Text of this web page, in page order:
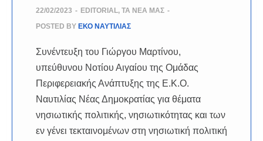
22/02/2023 - EDITORIAL, ΤΑ ΝΈΑ ΜΑΣ -
POSTED BY ΕΚΟ ΝΑΥΤΙΛΙΑΣ
Συνέντευξη του Γιώργου Μαρτίνου,
υπεύθυνου Νοτίου Αιγαίου της Ομάδας
Περιφερειακής Ανάπτυξης της Ε.Κ.Ο.
Ναυτιλίας Νέας Δημοκρατίας για θέματα
νησιωτικής πολιτικής, νησιωτικότητας και των
εν γένει τεκταινομένων στη νησιωτική πολιτική